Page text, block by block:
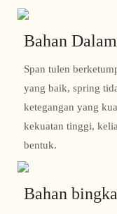
Bahan
Span tulen
yang baik, spring
ketegangan yang
kekuatan tinggi,
bentuk.
Bahan